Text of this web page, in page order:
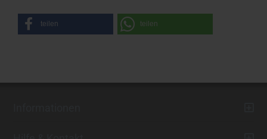
teilen teilen